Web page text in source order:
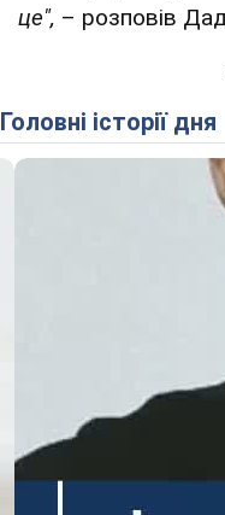
це", – розповів
Головні історії дня